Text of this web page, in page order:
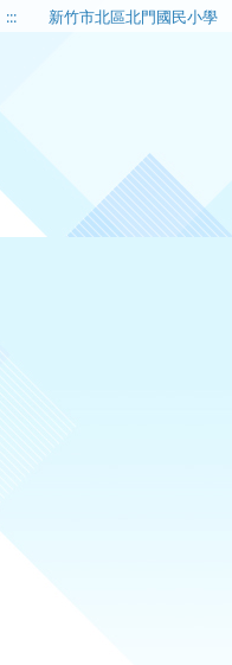
::: 新竹市北區北門國民小學